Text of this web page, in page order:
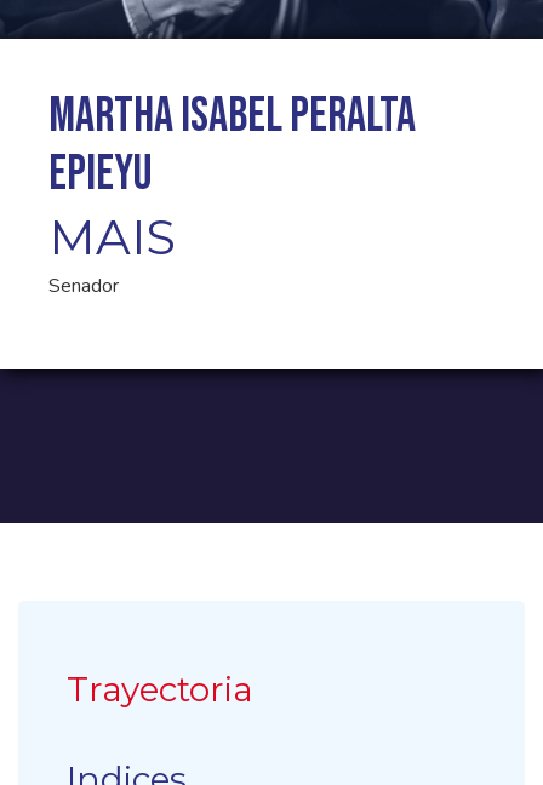
Martha Isabel Peralta
Epieyu
MAIS
Senador
Trayectoria